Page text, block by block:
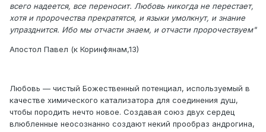
всего надеется, все переносит. Любовь никогда не перестает,
хотя и пророчества прекратятся, и языки умолкнут, и знание
упразднится. Ибо мы отчасти знаем, и отчасти пророчествуем"
Апостол Павел (к Коринфянам,13)
Любовь — чистый Божественный потенциал, используемый в
качестве химического катализатора для соединения душ,
чтобы породить нечто новое. Создавая союз двух сердец
влюбленные неосознанно создают некий прообраз андрогина,